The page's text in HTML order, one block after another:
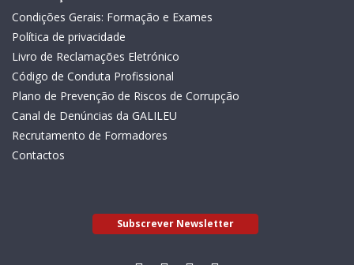
Condições Gerais: Formação e Exames
Política de privacidade
Livro de Reclamações Eletrónico
Código de Conduta Profissional
Plano de Prevenção de Riscos de Corrupção
Canal de Denúncias da GALILEU
Recrutamento de Formadores
Contactos
Subscrever Newsletter